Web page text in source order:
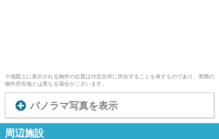
※地図上に表示される物件の位置は付近住所に所在することを表すものであり、実際の
物件所在地とは異なる場合がございます。
パノラマ写真を表示
周辺施設